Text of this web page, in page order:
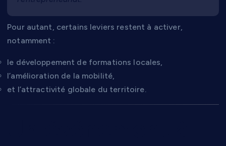
Pour autant, certains leviers restent à activer,
notamment :
le développement de formations locales,
l’amélioration de la mobilité,
et l’attractivité globale du territoire.